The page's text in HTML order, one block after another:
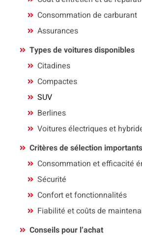
Consommation de carburant
Assurances
Types de voitures disponibles
Citadines
Compactes
SUV
Berlines
Voitures électriques et
Critères de sélection importants
Consommation et efficacité
Sécurité
Confort et fonctionnalités
Fiabilité et coûts de
Conseils pour l’achat